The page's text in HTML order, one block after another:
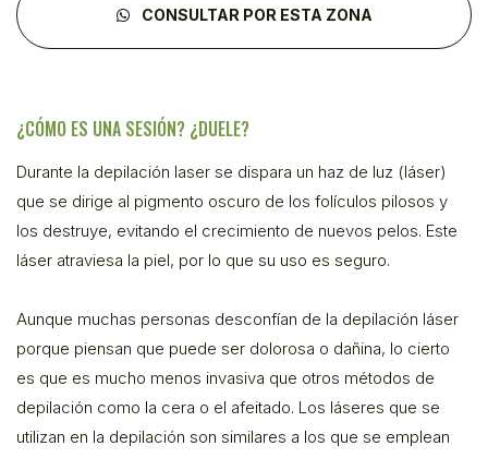
CONSULTAR POR ESTA ZONA
¿CÓMO ES UNA SESIÓN? ¿DUELE?
Durante la depilación laser se dispara un haz de luz (láser)
que se dirige al pigmento oscuro de los folículos pilosos y
los destruye, evitando el crecimiento de nuevos pelos. Este
láser atraviesa la piel, por lo que su uso es seguro.
Aunque muchas personas desconfían de la depilación láser
porque piensan que puede ser dolorosa o dañina, lo cierto
es que es mucho menos invasiva que otros métodos de
depilación como la cera o el afeitado. Los láseres que se
utilizan en la depilación son similares a los que se emplean